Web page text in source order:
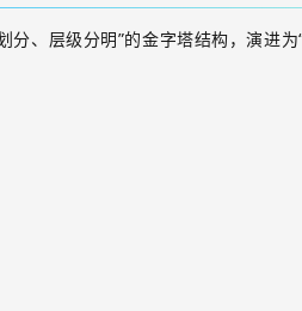
分、层级分明”的金字塔结构，演进